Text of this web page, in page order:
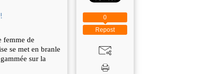
femme de
se met en branle
sur la
Repost
0